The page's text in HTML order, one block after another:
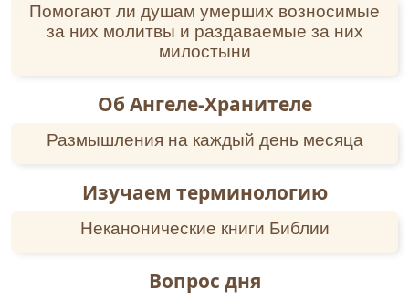
Помогают ли душам умерших возносимые
за них молитвы и раздаваемые за них
милостыни
Об Ангеле-Хранителе
Размышления на каждый день месяца
Изучаем терминологию
Неканонические книги Библии
Вопрос дня